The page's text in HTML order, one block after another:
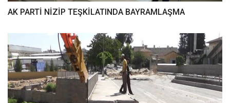
AK PARTİ NİZİP TEŞKİLATINDA BAYRAMLAŞMA